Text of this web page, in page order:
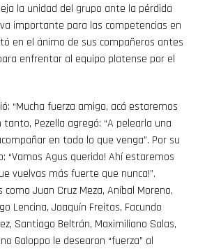
la unidad del grupo ante la pérdida
importante para las competencias en
en el ánimo de sus compañeros antes
enfrentar al equipo platense por el
“Mucha fuerza amigo, acá estaremos
tanto, Pezella agregó: “A pelearla una
en todo lo que venga”. Por su
“Vamos Agus querido! Ahí estaremos
vuelvas más fuerte que nunca!”.
Juan Cruz Meza, Aníbal Moreno,
Lencina, Joaquín Freitas, Facundo
Santiago Beltrán, Maximiliano Salas,
Galoppo le desearon “fuerza” al
Flipboard
Pinterest